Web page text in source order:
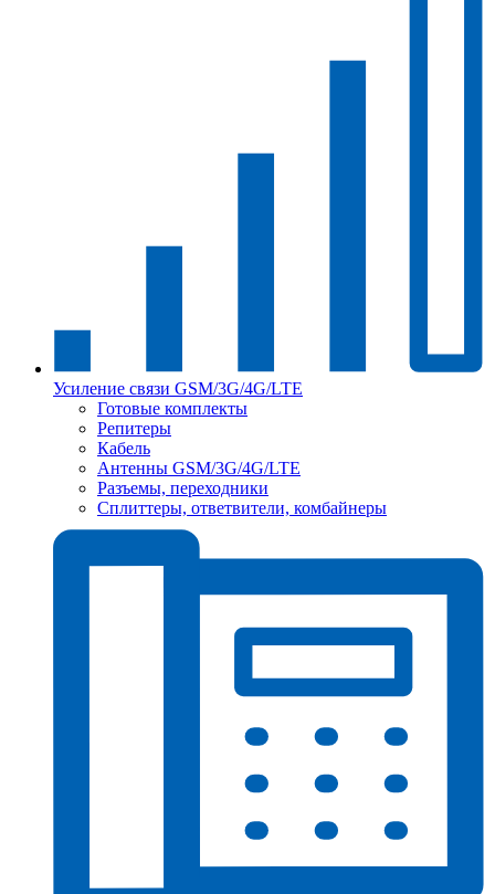
Усиление связи GSM/3G/4G/LTE
Готовые комплекты
Репитеры
Кабель
Антенны GSM/3G/4G/LTE
Разъемы, переходники
Сплиттеры, ответвители, комбайнеры